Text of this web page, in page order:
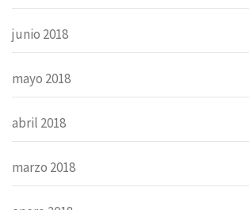
junio 2018
mayo 2018
abril 2018
marzo 2018